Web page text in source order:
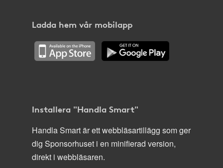
Ladda hem vår mobilapp
Installera "Handla Smart"
Handla Smart är ett webbläsartillägg som ger
dig Sponsorhuset i en minifierad version,
direkt i webbläsaren.